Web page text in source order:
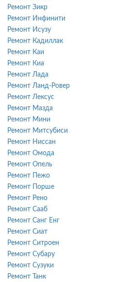
Ремонт Зикр
Ремонт Инфинити
Ремонт Исузу
Ремонт Кадиллак
Ремонт Каи
Ремонт Киа
Ремонт Лада
Ремонт Ланд-Ровер
Ремонт Лексус
Ремонт Мазда
Ремонт Мини
Ремонт Митсубиси
Ремонт Ниссан
Ремонт Омода
Ремонт Опель
Ремонт Пежо
Ремонт Порше
Ремонт Рено
Ремонт Сааб
Ремонт Санг Енг
Ремонт Сиат
Ремонт Ситроен
Ремонт Субару
Ремонт Сузуки
Ремонт Танк